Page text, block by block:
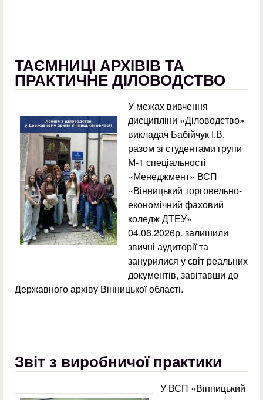
ТАЄМНИЦІ АРХІВІВ ТА
ПРАКТИЧНЕ ДІЛОВОДСТВО
У межах вивчення
дисципліни «Діловодство»
викладач Бабійчук І.В.
разом зі студентами групи
М-1 спеціальності
«Менеджмент» ВСП
«Вінницький торговельно-
економічний фаховий
коледж ДТЕУ»
04.06.2026р. залишили
звичні аудиторії та
занурилися у світ реальних
документів, завітавши до
Державного архіву Вінницької області.
Звіт з виробничої практики
У ВСП «Вінницький